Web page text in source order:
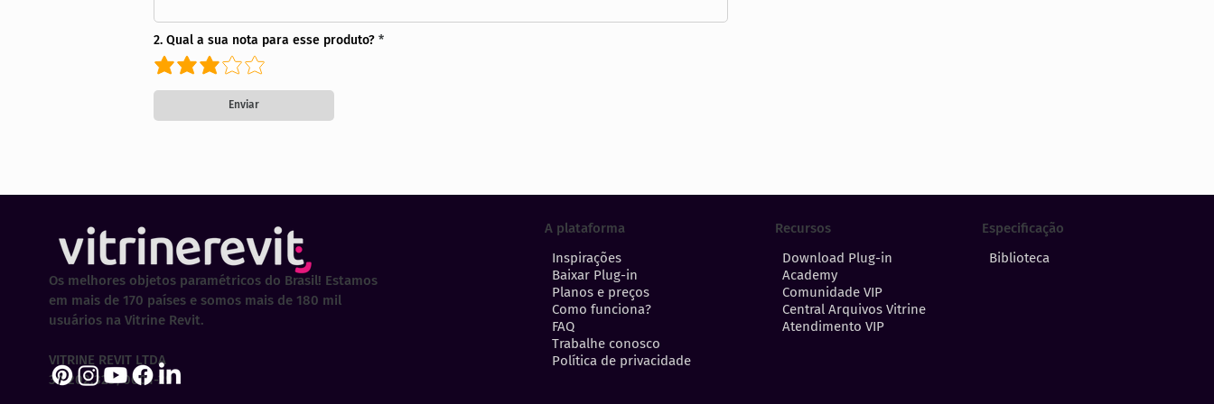
2. Qual a sua nota para esse produto?
Enviar
A plataforma
Inspirações
Baixar Plug-in
Planos e preços
Como funciona?
FAQ
Trabalhe conosco
Política de privacidade
Recursos
Download Plug-in
Academy
Comunidade VIP
Central Arquivos Vitrine
Atendimento VIP
Especificação
Biblioteca
Os melhores objetos paramétricos do Brasil! Estamos
em mais de 170 países e somos mais de 180 mil
usuários na Vitrine Revit.
VITRINE REVIT LTDA
30.202.323/0001-29